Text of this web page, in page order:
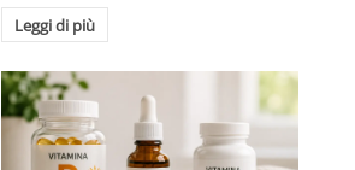
Leggi di più